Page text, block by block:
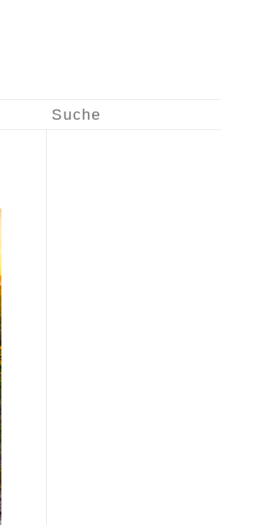
Suche